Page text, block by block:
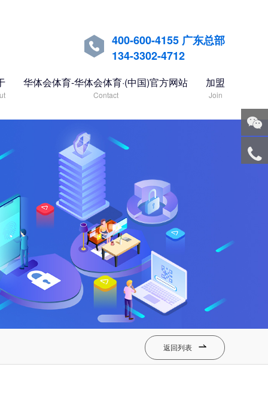

400-600-4155 广东总部
134-3302-4712
华体会体育-华体会体育·(中国)官方网站
Contact
加盟
Join
返回列表 
微信